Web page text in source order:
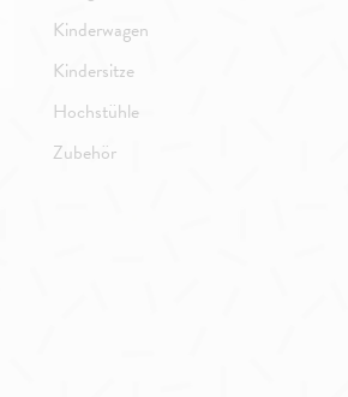
Kinderwagen
Kindersitze
Hochstühle
Zubehör